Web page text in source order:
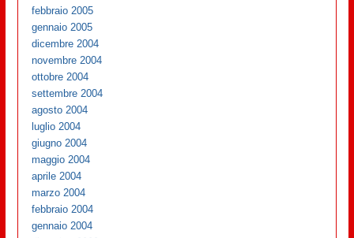
febbraio 2005
gennaio 2005
dicembre 2004
novembre 2004
ottobre 2004
settembre 2004
agosto 2004
luglio 2004
giugno 2004
maggio 2004
aprile 2004
marzo 2004
febbraio 2004
gennaio 2004